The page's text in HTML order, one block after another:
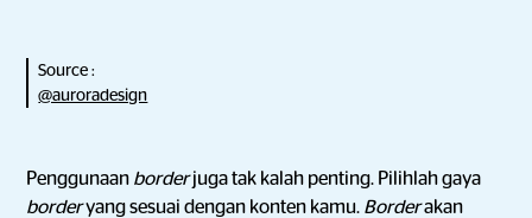
Source :
@auroradesign
Penggunaan borderjuga tak kalah penting. Pilihlah gaya
borderyang sesuai dengan konten kamu. Borderakan